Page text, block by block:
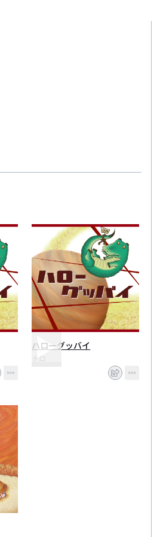
ハローグッバイ
チロ